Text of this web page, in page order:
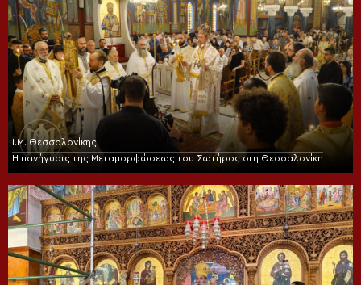
Ι.Μ. Θεσσαλονίκης
Η πανήγυρις της Μεταμορφώσεως του Σωτήρος στη Θεσσαλονίκη